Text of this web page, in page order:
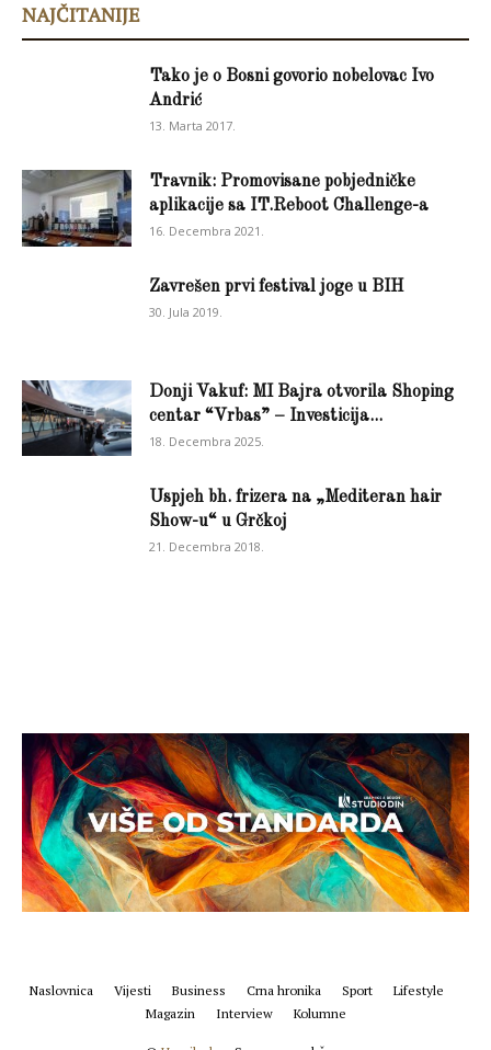
NAJČITANIJE
Tako je o Bosni govorio nobelovac Ivo
Andrić
13. Marta 2017.
Travnik: Promovisane pobjedničke
aplikacije sa IT.Reboot Challenge-a
16. Decembra 2021.
Zavrešen prvi festival joge u BIH
30. Jula 2019.
Donji Vakuf: MI Bajra otvorila Shoping
centar “Vrbas” – Investicija...
18. Decembra 2025.
Uspjeh bh. frizera na „Mediteran hair
Show-u“ u Grčkoj
21. Decembra 2018.
Naslovnica Vijesti Business Crna hronika Sport
Lifestyle
Magazin
Interview Kolumne